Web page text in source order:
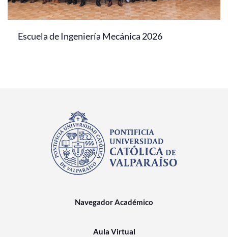
Escuela de Ingeniería Mecánica 2026
Navegador Académico
Aula Virtual